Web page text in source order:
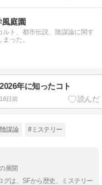
庭園
ト、都市伝説、陰謀論に関す
った。
2026年に知ったコト
18日前
謀論 #ミステリー
展開
グは、SFから歴史、ミステリー